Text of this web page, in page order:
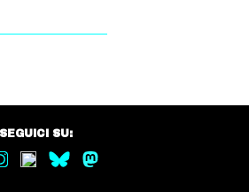
SEGUICI SU: